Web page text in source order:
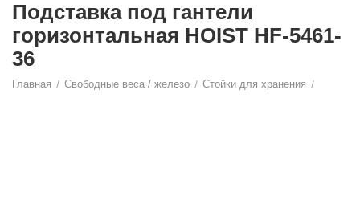
Подставка под гантели
горизонтальная HOIST HF-5461-
36
Главная / Свободные веса / железо / Стойки для хранения /